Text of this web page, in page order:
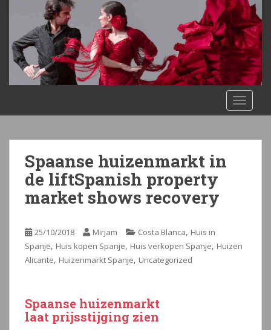
i
Spaanse huizenmarkt in
de liftSpanish property
market shows recovery
25/10/2018 Mirjam Costa Blanca, Huis in
Spanje, Huis kopen Spanje, Huis verkopen Spanje, Huizen
Alicante, Huizenmarkt Spanje, Uncategorized
Spaanse huizenmarkt
laat prijsstijging zien